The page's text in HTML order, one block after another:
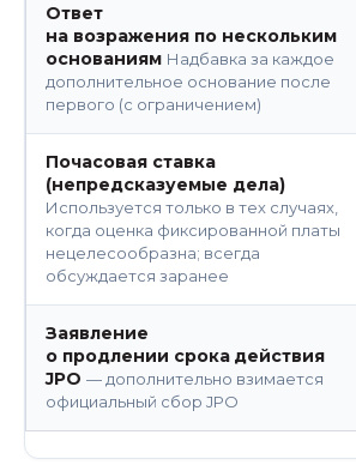
Ответ
на возражения по нескольким
основаниям Надбавка за каждое
дополнительное основание после
первого (с ограничением)
Почасовая ставка
(непредсказуемые дела)
Используется только в тех случаях,
когда оценка фиксированной платы
нецелесообразна; всегда
обсуждается заранее
Заявление
о продлении срока действия
JPO — дополнительно взимается
официальный сбор JPO